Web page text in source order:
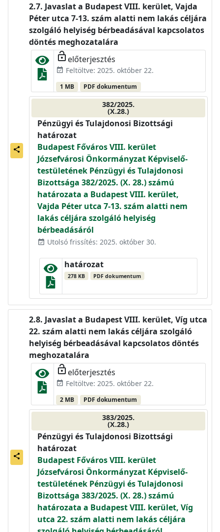
share
Javaslat a Budapest VIII. kerület, Vajda
Péter utca 7-13. szám alatti nem lakás céljára
szolgáló helyiség bérbeadásával kapcsolatos
döntés meghozatalára
lock_open előterjesztés
event_available Feltöltve: 2025. október 22.
1 MB PDF dokumentum
382/2025.
(X.28.)
Pénzügyi és Tulajdonosi Bizottsági
határozat
Budapest Főváros VIII. kerület
Józsefvárosi Önkormányzat Képviselő-
testületének Pénzügyi és Tulajdonosi
Bizottsága 382/2025. (X. 28.) számú
határozata a Budapest VIII. kerület,
Vajda Péter utca 7-13. szám alatti nem
lakás céljára szolgáló helyiség
bérbeadásáról
event_available Utolsó frissítés: 2025. október 30.
határozat
278 KB PDF dokumentum
share
Javaslat a Budapest VIII. kerület, Víg utca
22. szám alatti nem lakás céljára szolgáló
helyiség bérbeadásával kapcsolatos döntés
meghozatalára
lock_open előterjesztés
event_available Feltöltve: 2025. október 22.
2 MB PDF dokumentum
383/2025.
(X.28.)
Pénzügyi és Tulajdonosi Bizottsági
határozat
Budapest Főváros VIII. kerület
Józsefvárosi Önkormányzat Képviselő-
testületének Pénzügyi és Tulajdonosi
Bizottsága 383/2025. (X. 28.) számú
határozata a Budapest VIII. kerület, Víg
utca 22. szám alatti nem lakás céljára